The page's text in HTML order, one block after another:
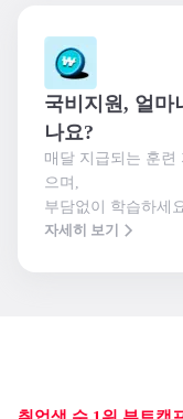
국비지원, 얼마
나요?
매달 지급되는 훈련
으며,
부담없이 학습하세
자세히 보기